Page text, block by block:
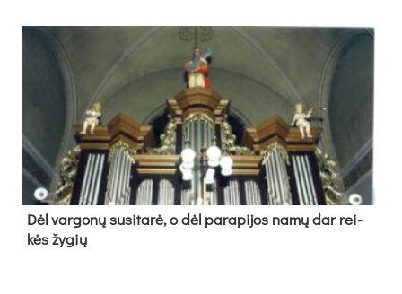
Dėl var­go­nų su­si­ta­rė, o dėl pa­ra­pi­jos na­mų dar rei­
kės žy­gių